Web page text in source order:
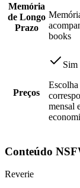
Memória
de Longo
Prazo
books
Preços
Sim
mensal
Conteúdo
Reverie